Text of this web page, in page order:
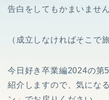
告白をしてもかまいません
（成立しなければそこで
今日好き卒業編2024の第
紹介しますので、気にな